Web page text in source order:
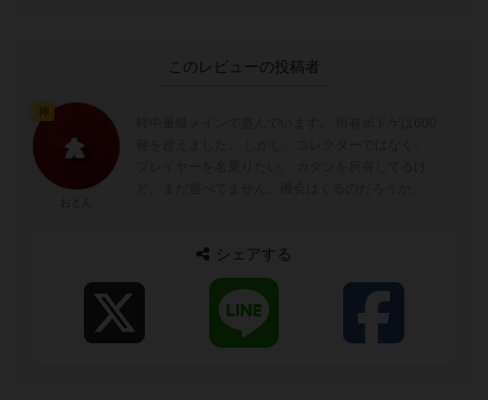
このレビューの投稿者
シェアする